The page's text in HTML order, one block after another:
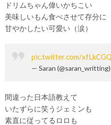
ドリムちゃん偉いかちこい
美味しいもん食べさせて存分に
甘やかしたい可愛い（涙）
pic.twitter.com/
— Saran (@saran_writting)
間違った日本語教えて
いたずらに笑うジェミンも
素直に従ってるロロも